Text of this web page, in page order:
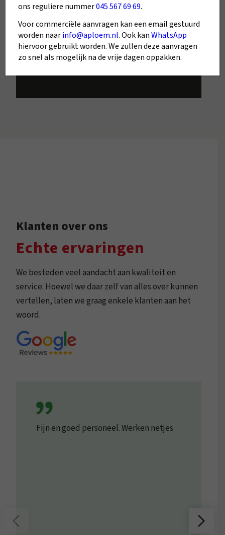
Start De CV-Ketelkiezer
Start De Aircokiezer
Klanten over ons
Echte ervaringen
We besteden veel aandacht aan kwaliteit en
service. Hoewel we daar zelf van alles over kunnen
vertellen, laten we graag enkele klanten aan het
woord.
Fijn en goed personeel. Werken netjes
ons reguliere nummer045 567 69 69.
Voor commerciële aanvragen kan een email gestuurd
worden naarinfo@aploem.nl. Ook kanWhatsApp
hiervoor gebruikt worden. We zullen deze aanvragen
zo snel als mogelijk na de vrije dagen oppakken.